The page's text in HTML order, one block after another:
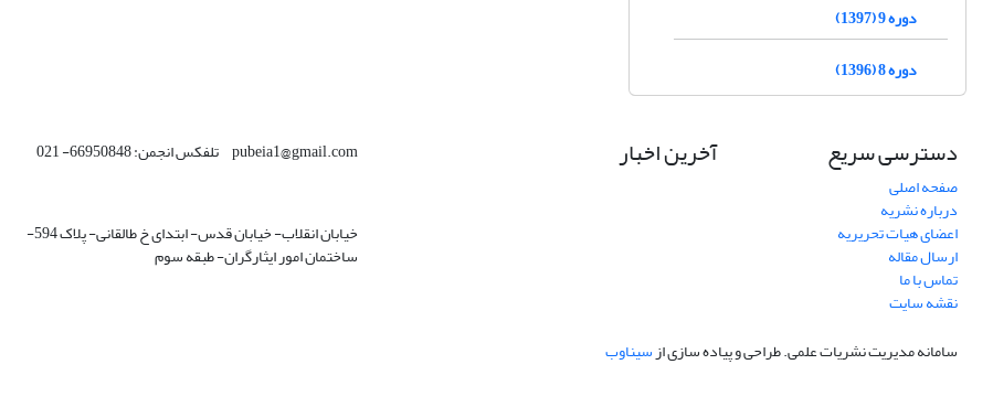
دوره 9 (1397)
دوره 8 (1396)
دسترسی سریع
صفحه اصلی
درباره نشریه
اعضای هیات تحریریه
ارسال مقاله
تماس با ما
نقشه سایت
آخرین اخبار pubeia1@gmail.com تلفکس انجمن: 66950848- 021
خیابان انقلاب- خیابان قدس- ابتدای خ طالقانی- پلاک 594-
ساختمان امور ایثارگران- طبقه سوم
سامانه مدیریت نشریات علمی.طراحی و پیاده سازی ازسیناوب